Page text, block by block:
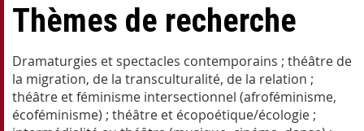
Thèmes de recherche
Dramaturgies et spectacles contemporains ; théâtre de
la migration, de la transculturalité, de la relation ;
théâtre et féminisme intersectionnel (afroféminisme,
écoféminisme) ; théâtre et écopoétique/écologie ;